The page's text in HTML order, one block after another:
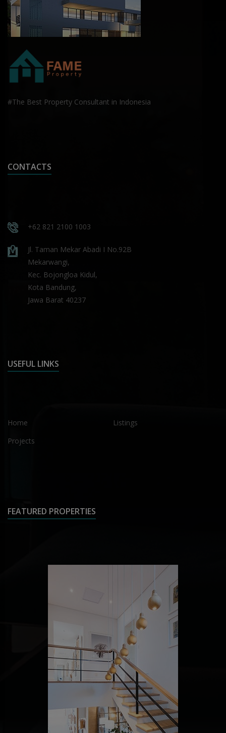
#The Best Property Consultant in Indonesia
CONTACTS
+62 821 2100 1003
Jl. Taman Mekar Abadi I No.92B
Mekarwangi,
Kec. Bojongloa Kidul,
Kota Bandung,
Jawa Barat 40237
USEFUL LINKS
Home
Listings
Projects
FEATURED PROPERTIES